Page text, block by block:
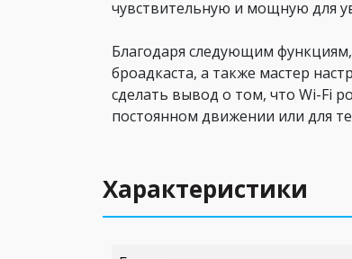
чувствительную и мощную для
Благодаря следующим
броадкаста, а также мастер
сделать вывод о том, что Wi-Fi
постоянном движении или для
Характеристики